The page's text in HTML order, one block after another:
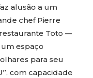
alusão a um
chef Pierre
Toto —
espaço
para seu
com capacidade